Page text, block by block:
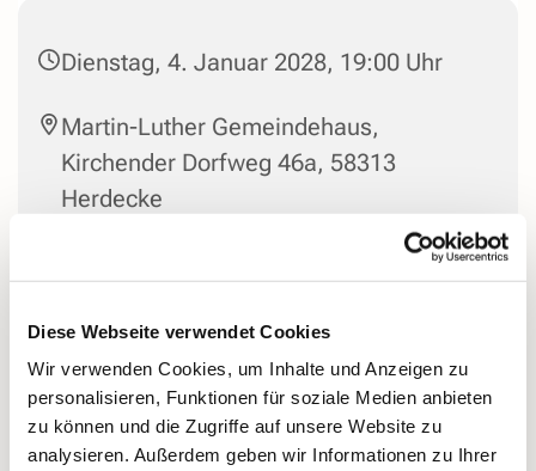
Diese Webseite verwendet Cookies
Wir verwenden Cookies, um Inhalte und Anzeigen zu
personalisieren, Funktionen für soziale Medien anbieten
zu können und die Zugriffe auf unsere Website zu
analysieren. Außerdem geben wir Informationen zu Ihrer
Dienstag, 4. Januar 2028, 19:00 Uhr
Martin-Luther Gemeindehaus,
Kirchender Dorfweg 46a, 58313
Herdecke
Leitung: Wolfgang Hermann 603329,
916344